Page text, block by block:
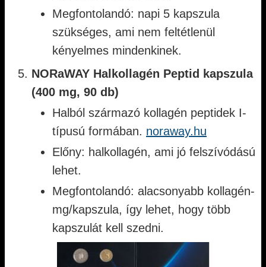
Megfontolandó: napi 5 kapszula
szükséges, ami nem feltétlenül
kényelmes mindenkinek.
NORaWAY Halkollagén Peptid kapszula
(400 mg, 90 db)
Halból származó kollagén peptidek I-
típusú formában. noraway.hu
Előny: halkollagén, ami jó felszívódású
lehet.
Megfontolandó: alacsonyabb kollagén-
mg/kapszula, így lehet, hogy több
kapszulát kell szedni.